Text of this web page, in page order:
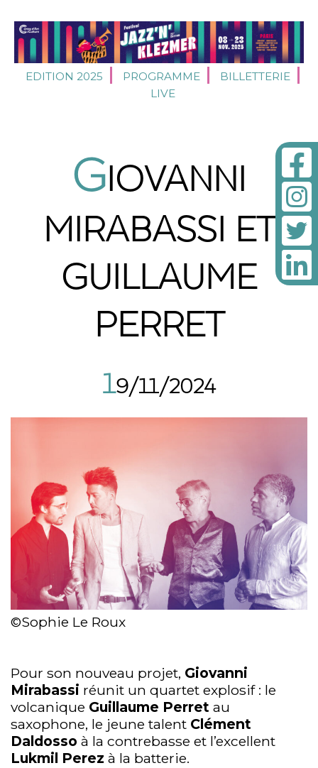
EDITION 2025 PROGRAMME
BILLETTERIE
LIVE
GIOVANNI
MIRABASSI ET
GUILLAUME
PERRET
19/11/2024
©Sophie Le Roux
Pour son nouveau projet, Giovanni
Mirabassi réunit un quartet explosif : le
volcanique Guillaume Perret au
saxophone, le jeune talent Clément
Daldosso à la contrebasse et l’excellent
Lukmil Perez à la batterie.